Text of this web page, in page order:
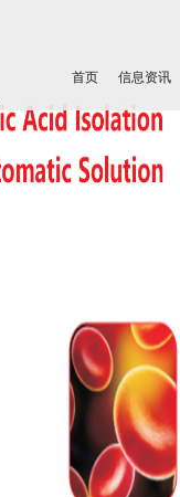
首页 信息资讯
首页 信息资讯